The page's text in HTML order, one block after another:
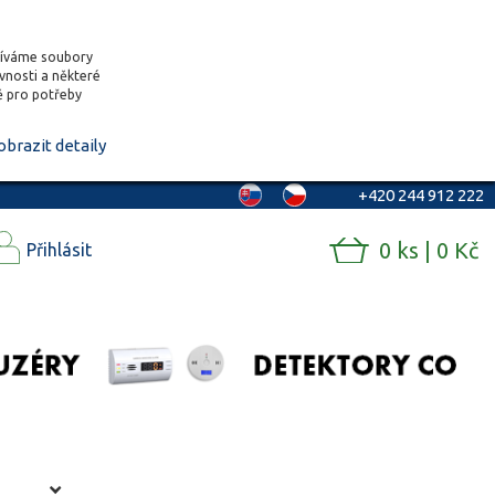
soubory
a některé
pro potřeby
detaily
+420 244 912 222
Přihlásit 0 ks | 0 Kč